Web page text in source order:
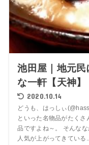
池田屋｜地元
な一軒【天神】
2020.10.14
どうも、はっしぃ
といった名物品がたく
品ですよね～。 そんな
人気が上がってきている...